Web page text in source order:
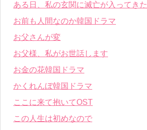
ある日、私の玄関に滅亡が入ってきた
お前も人間なのか韓国ドラマ
お父さんが変
お父様、私がお世話します
お金の花韓国ドラマ
かくれんぼ韓国ドラマ
ここに来て抱いてOST
この人生は初めなので